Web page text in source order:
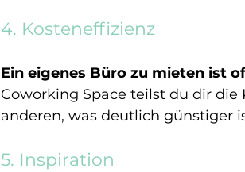
4. Kosteneffizienz
Ein eigenes Büro zu mieten ist
Coworking Space teilst du dir
anderen, was deutlich günstiger
5. Inspiration